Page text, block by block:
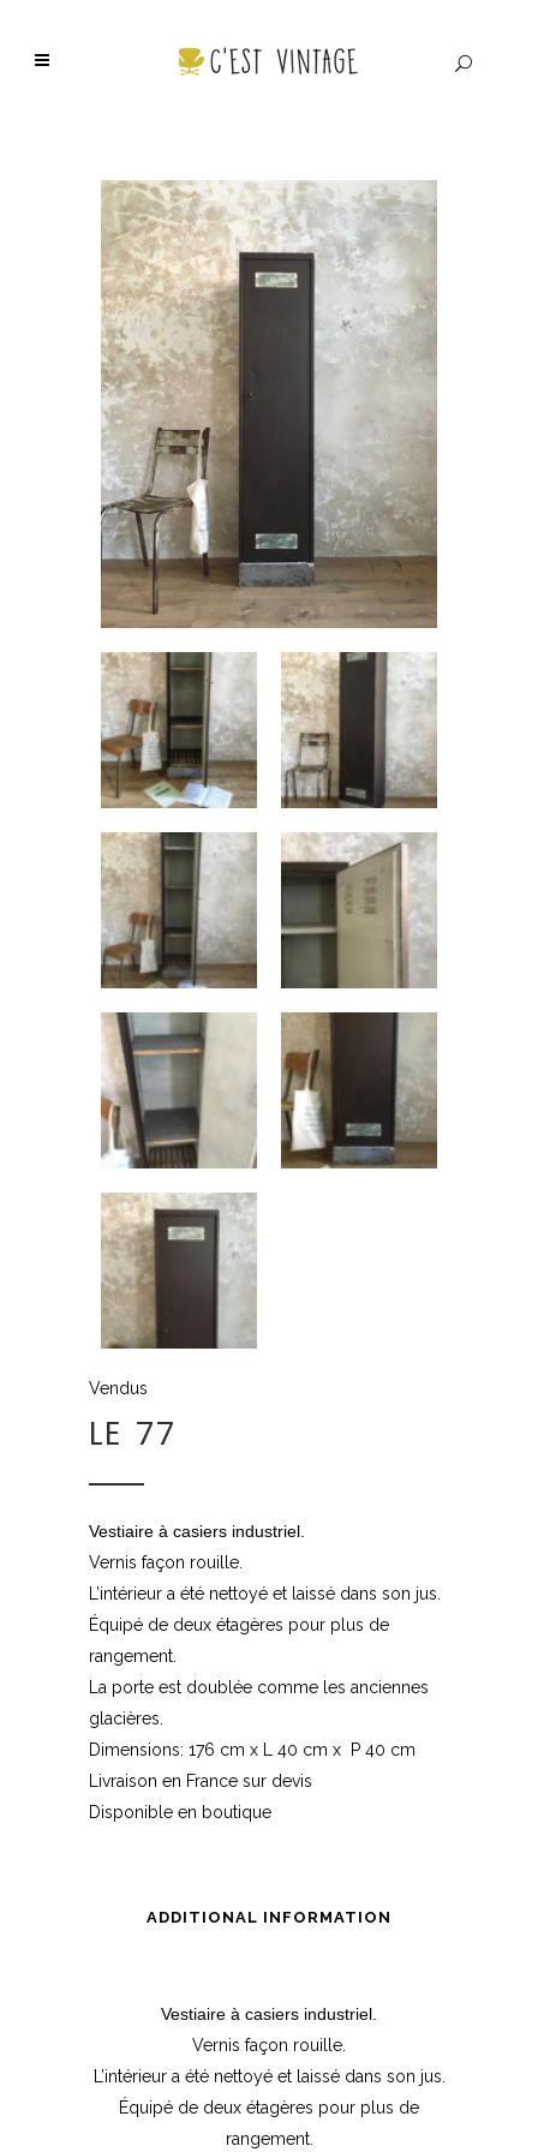
Vendus
LE 77
Vestiaire à casiers industriel.
Vernis façon rouille.
L’intérieur a été nettoyé et laissé dans son jus.
Équipé de deux étagères pour plus de
rangement.
La porte est doublée comme les anciennes
glacières.
Dimensions: 176 cm x L 40 cm x P 40 cm
Livraison en France sur devis
Disponible en boutique
ADDITIONAL INFORMATION
Vestiaire à casiers industriel.
Vernis façon rouille.
L’intérieur a été nettoyé et laissé dans son jus.
Équipé de deux étagères pour plus de
rangement.